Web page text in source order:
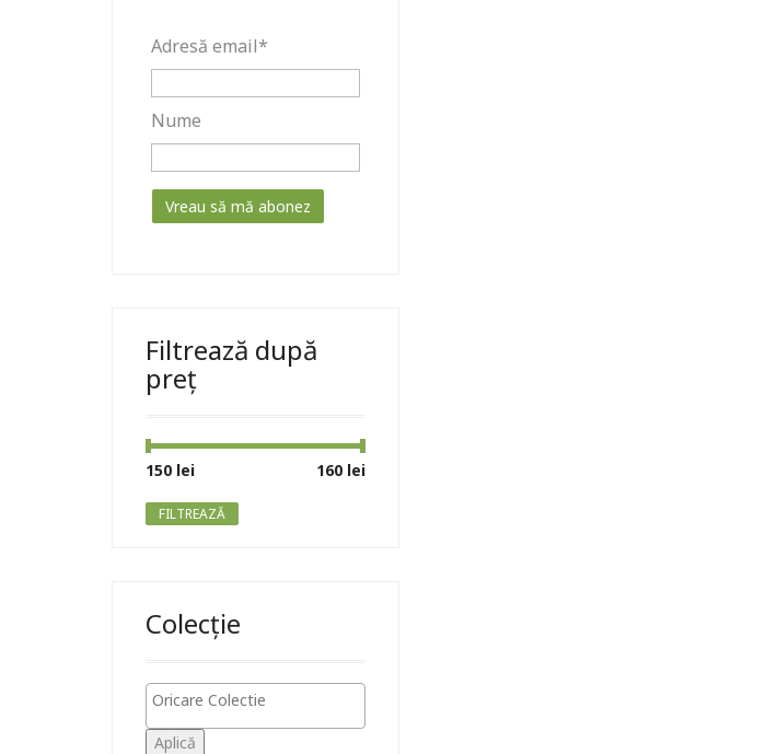
Adresă email*
Nume
Filtrează după
preț
Preț
Preț
FILTREAZĂ
150 lei 160 lei
Colecție
Aplică